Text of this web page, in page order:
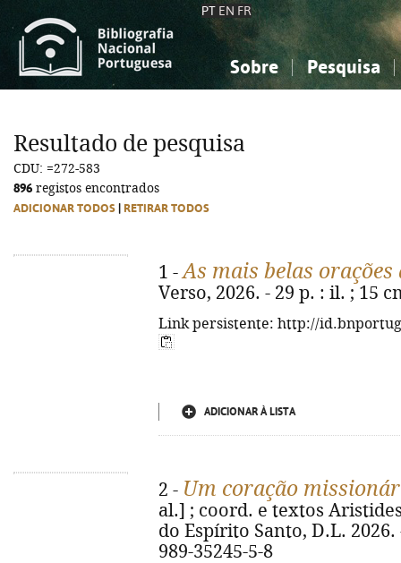
PT EN FR
Sobre Pesquisa
Ciências sociais...
Ciências sociais...
Resultado de pesquisa
CDU: =272-583
896 registos encontrados
ADICIONAR TODOS RETIRAR TODOS
1 -As mais belas
Verso, 2026. - 29 p. : il. ; 15
Link persistente: http://
ADICIONAR À LISTA
2 - Um coração
al.] ; coord. e textos
do Espírito Santo, D.L. 2026.
989-35245-5-8